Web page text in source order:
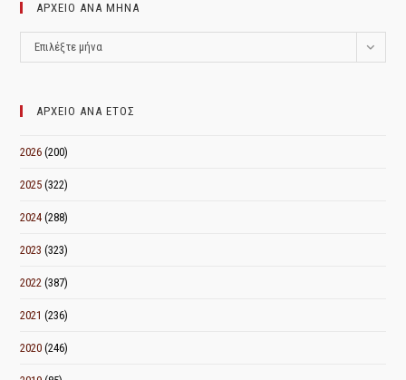
ΑΡΧΕΙΟ ΑΝΑ ΜΗΝΑ
ΑΡΧΕΙΟ
ΑΝΑ
Επιλέξτε μήνα
ΑΡΧΕΙΟ ΑΝΑ ΕΤΟΣ
2026 (200)
2025 (322)
2024 (288)
2023 (323)
2022 (387)
2021 (236)
2020 (246)